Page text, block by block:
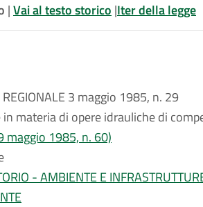
|Vai al testo storico |Iter della legge
REGIONALE 3 maggio 1985, n. 29
materia di opere idrauliche di
maggio 1985, n. 60)
- AMBIENTE E